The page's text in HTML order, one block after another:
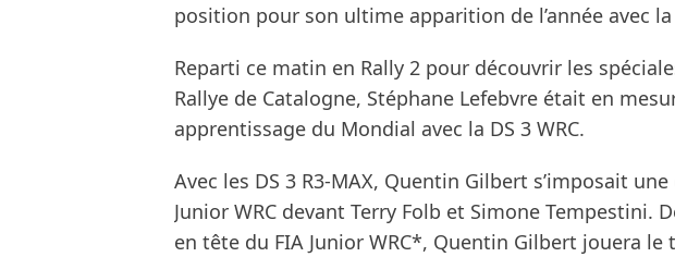
position pour son ultime apparition de l’année avec la
Reparti ce matin en Rally 2 pour découvrir les
Rallye de Catalogne, Stéphane Lefebvre était en
apprentissage du Mondial avec la DS 3 WRC.
Avec les DS 3 R3-MAX, Quentin Gilbert s’imposait
Junior WRC devant Terry Folb et Simone Tempestini.
en tête du FIA Junior WRC*, Quentin Gilbert jouera